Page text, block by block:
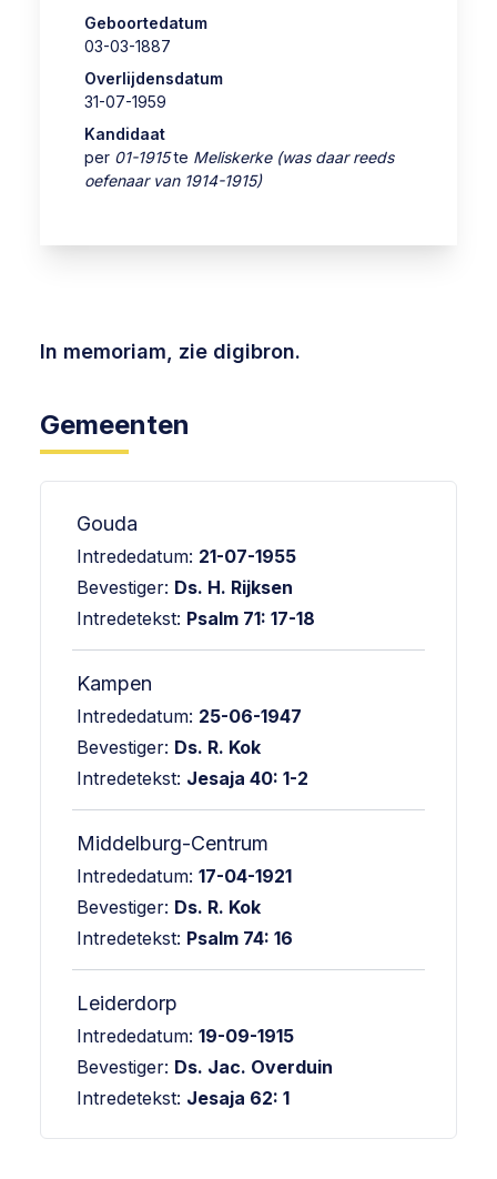
In memoriam, zie digibron.
Gemeenten
Gouda
Intrededatum: 21-07-1955
Bevestiger: Ds. H. Rijksen
Intredetekst: Psalm 71: 17-18
Kampen
Intrededatum: 25-06-1947
Bevestiger: Ds. R. Kok
Intredetekst: Jesaja 40: 1-2
Middelburg-Centrum
Intrededatum: 17-04-1921
Bevestiger: Ds. R. Kok
Intredetekst: Psalm 74: 16
Leiderdorp
Intrededatum: 19-09-1915
Bevestiger: Ds. Jac. Overduin
Intredetekst: Jesaja 62: 1
Geboortedatum
03-03-1887
Overlijdensdatum
31-07-1959
Kandidaat
per 01-1915te Meliskerke (was daar reeds
oefenaar van 1914-1915)